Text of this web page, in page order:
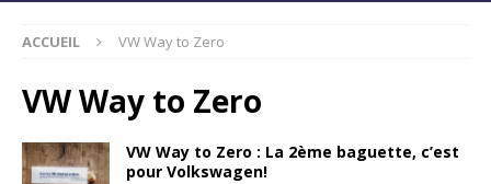
ACCUEIL VW Way to Zero
VW Way to Zero
VW Way to Zero : La 2ème baguette, c’est
pour Volkswagen!